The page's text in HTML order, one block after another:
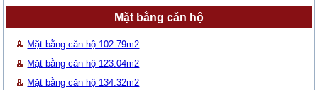
Mặt bằng căn hộ
Mặt bằng căn hộ 102.79m2
Mặt bằng căn hộ 123.04m2
Mặt bằng căn hộ 134.32m2